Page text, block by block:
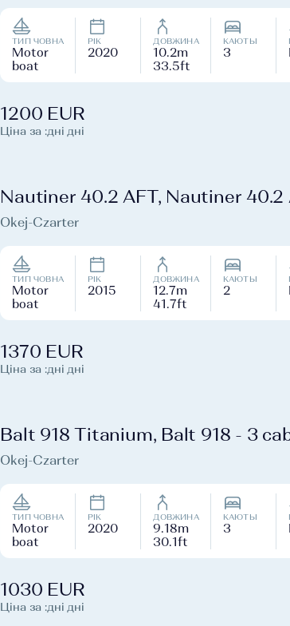
ТИП ЧОВНА
Motor
boat
РІК
2020
ДОВЖИНА
10.2m
33.5ft
КАЮТЫ
3
1200 EUR
Ціна за :дні дні
Nautiner 40.2 AFT, Nautiner 40.2
Okej-Czarter
ТИП ЧОВНА
Motor
boat
РІК
2015
ДОВЖИНА
12.7m
41.7ft
КАЮТЫ
2
1370 EUR
Ціна за :дні дні
Balt 918 Titanium, Balt 918 - 3
Okej-Czarter
ТИП ЧОВНА
Motor
boat
РІК
2020
ДОВЖИНА
9.18m
30.1ft
КАЮТЫ
3
1030 EUR
Ціна за :дні дні